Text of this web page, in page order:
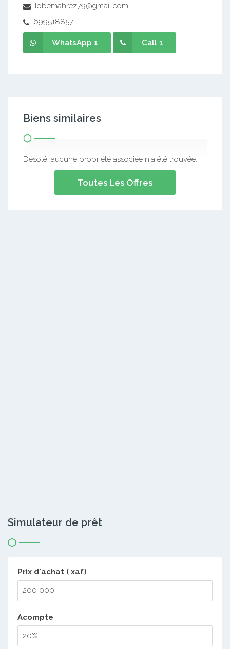
lobemahrez79@gmail.com
699518857
WhatsApp 1 Call 1
Biens similaires
Désolé, aucune propriété associée n'a été trouvée.
Toutes Les Offres
Simulateur de prêt
Prix d'achat ( xaf)
Acompte